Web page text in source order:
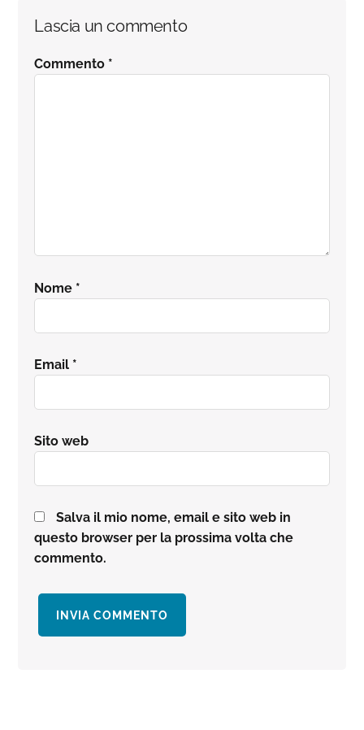
Interazioni
del
Lascia un commento
Commento *
Nome *
Email *
Sito web
Salva il mio nome, email e sito web in
questo browser per la prossima volta che
commento.